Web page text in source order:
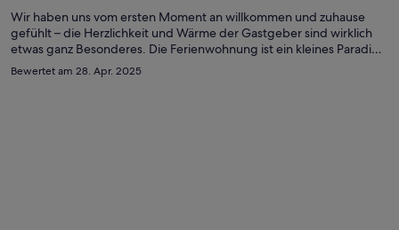
Wir haben uns vom ersten Moment an willkommen und zuhause
gefühlt – die Herzlichkeit und Wärme der Gastgeber sind wirklich
etwas ganz Besonderes. Die Ferienwohnung ist ein kleines Paradies:
liebevoll eingerichtet, blitzsauber und mit allem ausgestattet, was
man sich nur wünschen kann. Ich kann diese Unterkunft
Bewertet am 28. Apr. 2025